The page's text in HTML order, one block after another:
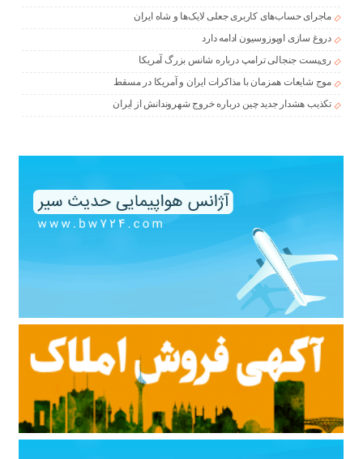
ماجرای حساب‌های کاربری جعلی لایک‌ها و شاه ایران
دروغ سازی اوپوزوسیون ادامه دارد
ری‌پست جنجالی ترامپ درباره شانس بزرگ آمریکا
موج شایعات همزمان با مذاکرات ایران و آمریکا در مسقط
تکذیب هشدار جدید چین درباره خروج شهروندانش از ایران